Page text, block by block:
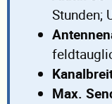
Stunden;
Max.